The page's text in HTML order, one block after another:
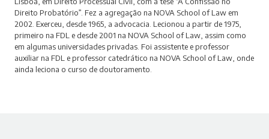
Direito Probatório”. Fez a agregação na NOVA School of Law em
2002. Exerceu, desde 1965, a advocacia. Lecionou a partir de 1975,
primeiro na FDL e desde 2001 na NOVA School of Law, assim como
em algumas universidades privadas. Foi assistente e professor
auxiliar na FDL e professor catedrático na NOVA School of Law, onde
ainda leciona o curso de doutoramento.